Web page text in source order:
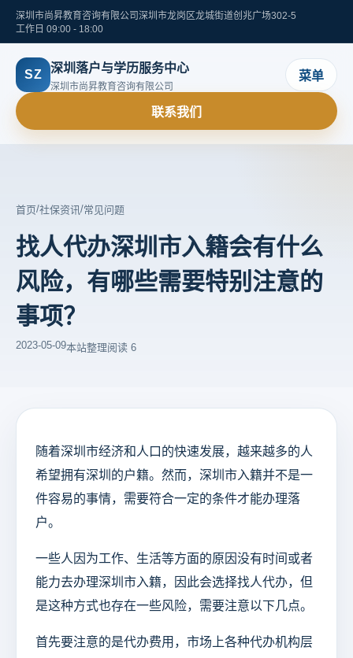
深圳市尚昇教育咨询有限公司 深圳市龙岗区龙城街道创兆广场302-5
工作日 09:00 - 18:00
SZ 深圳落户与学历服务中心
深圳市尚昇教育咨询有限公司
菜单
联系我们
首页/社保资讯/常见问题
找人代办深圳市入籍会有什么
风险，有哪些需要特别注意的
事项？
2023-05-09本站整理阅读 6
随着深圳市经济和人口的快速发展，越来越多的人
希望拥有深圳的户籍。然而，深圳市入籍并不是一
件容易的事情，需要符合一定的条件才能办理落
户。
一些人因为工作、生活等方面的原因没有时间或者
能力去办理深圳市入籍，因此会选择找人代办，但
是这种方式也存在一些风险，需要注意以下几点。
首先要注意的是代办费用，市场上各种代办机构层